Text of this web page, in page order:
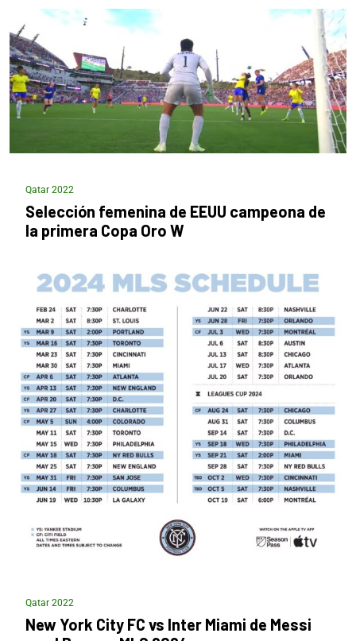
Qatar 2022
Selección femenina de EEUU campeona de
la primera Copa Oro W
Qatar 2022
New York City FC vs Inter Miami de Messi